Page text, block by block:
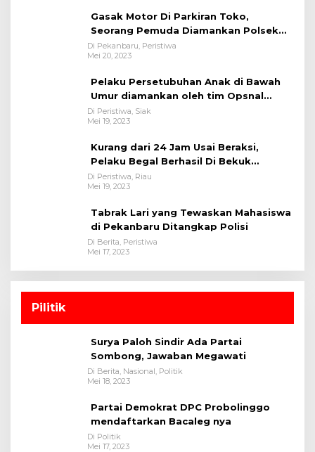
Gasak Motor Di Parkiran Toko,
Seorang Pemuda Diamankan Polsek
Bukit Raya
Di Pekanbaru, Peristiwa
Mei 20, 2023
Pelaku Persetubuhan Anak di Bawah
Umur diamankan oleh tim Opsnal
Polsek Tualang-Polres Siak-Polda Riau
Di Peristiwa, Siak
Mei 19, 2023
Kurang dari 24 Jam Usai Beraksi,
Pelaku Begal Berhasil Di Bekuk
Satreskrim Polres Kuansing
Di Peristiwa, Riau
Mei 19, 2023
Tabrak Lari yang Tewaskan Mahasiswa
di Pekanbaru Ditangkap Polisi
Di Berita, Peristiwa
Mei 17, 2023
Pilitik
Surya Paloh Sindir Ada Partai
Sombong, Jawaban Megawati
Di Berita, Nasional, Politik
Mei 18, 2023
Partai Demokrat DPC Probolinggo
mendaftarkan Bacaleg nya
Di Politik
Mei 17, 2023